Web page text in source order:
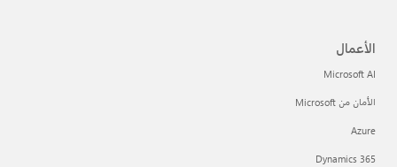
الأعمال
Microsoft AI
الأمان من Microsoft
Azure
Dynamics 365